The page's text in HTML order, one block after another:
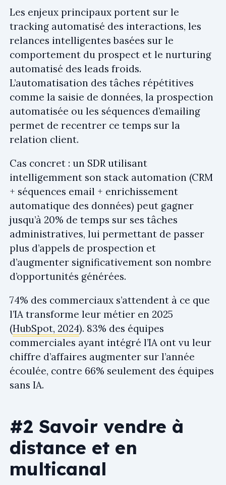
Les enjeux principaux portent sur le
tracking automatisé des interactions, les
relances intelligentes basées sur le
comportement du prospect et le nurturing
automatisé des leads froids.
L’automatisation des tâches répétitives
comme la saisie de données, la prospection
automatisée ou les séquences d’emailing
permet de recentrer ce temps sur la
relation client.
Cas concret : un SDR utilisant
intelligemment son stack automation (CRM
+ séquences email + enrichissement
automatique des données) peut gagner
jusqu’à 20% de temps sur ses tâches
administratives, lui permettant de passer
plus d’appels de prospection et
d’augmenter significativement son nombre
d’opportunités générées.
74% des commerciaux s’attendent à ce que
l’IA transforme leur métier en 2025
(HubSpot, 2024). 83% des équipes
commerciales ayant intégré l’IA ont vu leur
chiffre d’affaires augmenter sur l’année
écoulée, contre 66% seulement des équipes
sans IA.
#2 Savoir vendre à
distance et en
multicanal